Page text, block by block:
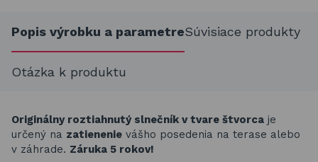
Popis výrobku a parametreSúvisiace produkty
Otázka k produktu
Originálny roztiahnutý slnečník v tvare štvorca je
určený na zatienenie vášho posedenia na terase alebo
v záhrade. Záruka 5 rokov!